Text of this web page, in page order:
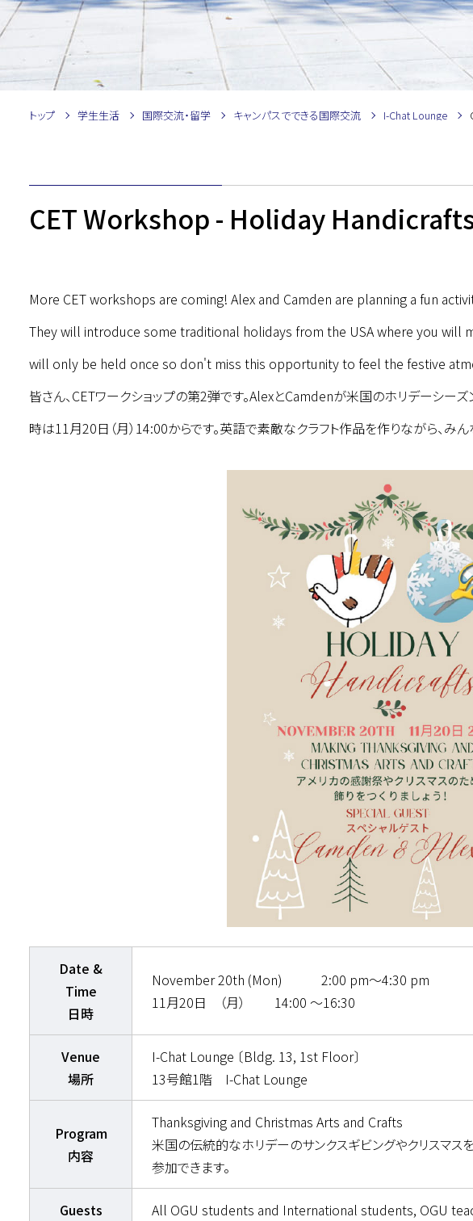
トップ 学生生活 国際交流・留学 キャンパスでできる国際交流 I-Chat Lounge
CET Workshop - Holiday
More CET workshops are coming! Alex and Camden are planning a fun
They will introduce some traditional holidays from the USA where you will
will only be held once so don't miss this opportunity to feel the festive
皆さん、CETワークショップの第2弾です。AlexとCamdenが米国のホリデーシーズ
時は11月20日（月）14:00からです。英語で素敵なクラフト作品を作りながら、み
Date &
Time
日時
November 20th (Mon) 2:00 pm～4:30 pm
11月20日 （月） 14:00 ～16:30
Venue
場所
I-Chat Lounge 〔Bldg. 13, 1st Floor〕
13号館1階 I-Chat Lounge
Program
内容
Thanksgiving and Christmas Arts and Crafts
米国の伝統的なホリデーのサンクスギビングやクリスマス
参加できます。
Guests
All OGU students and International students, OGU